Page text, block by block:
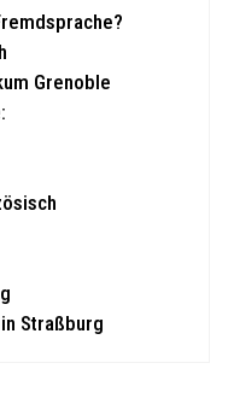
Grenoble
Straßburg